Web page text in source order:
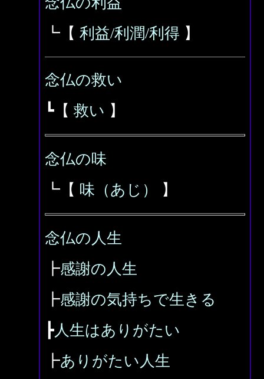
┗【 利益/利潤/利得 】
念仏の救い
┗【 救い 】
念仏の味
┗【 味（あじ） 】
念仏の人生
┣感謝の人生
┣感謝の気持ちで生きる
┣人生はありがたい
┣ありがたい人生